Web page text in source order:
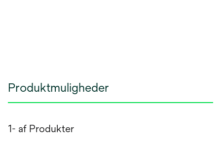
Produktmuligheder
1- af Produkter